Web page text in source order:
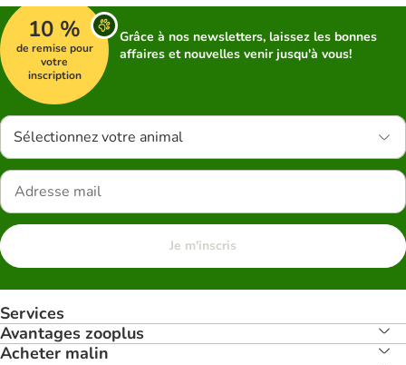
10 %
de remise pour
votre
inscription
Grâce à nos newsletters, laissez les bonnes
affaires et nouvelles venir jusqu'à vous!
Sélectionnez votre animal
Je m'inscris
Services
Avantages zooplus
Acheter malin